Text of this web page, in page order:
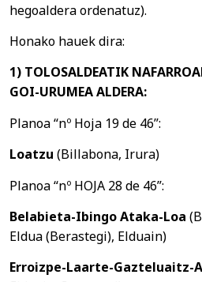
hegoaldera ordenatuz).
Honako hauek dira:
1) TOLOSALDEATIK
GOI-URUMEA ALDERA:
Planoa “nº Hoja 19 de 46”:
Loatzu (Billabona, Irura)
Planoa “nº HOJA 28 de 46”:
Belabieta-Ibingo Ataka-Loa
Eldua (Berastegi), Elduain)
Erroizpe-Laarte-Gazteluaitz-